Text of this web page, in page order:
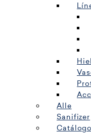
Alle
Sanifizer